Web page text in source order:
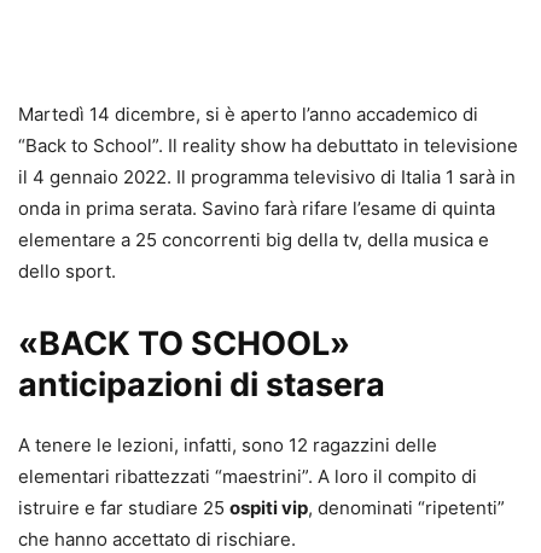
Martedì 14 dicembre, si è aperto l’anno accademico di
“Back to School”. Il reality show ha debuttato in televisione
il 4 gennaio 2022. Il programma televisivo di Italia 1 sarà in
onda in prima serata. Savino farà rifare l’esame di quinta
elementare a 25 concorrenti big della tv, della musica e
dello sport.
«BACK TO SCHOOL»
anticipazioni di stasera
A tenere le lezioni, infatti, sono 12 ragazzini delle
elementari ribattezzati “maestrini”. A loro il compito di
istruire e far studiare 25 ospiti vip, denominati “ripetenti”
che hanno accettato di rischiare.